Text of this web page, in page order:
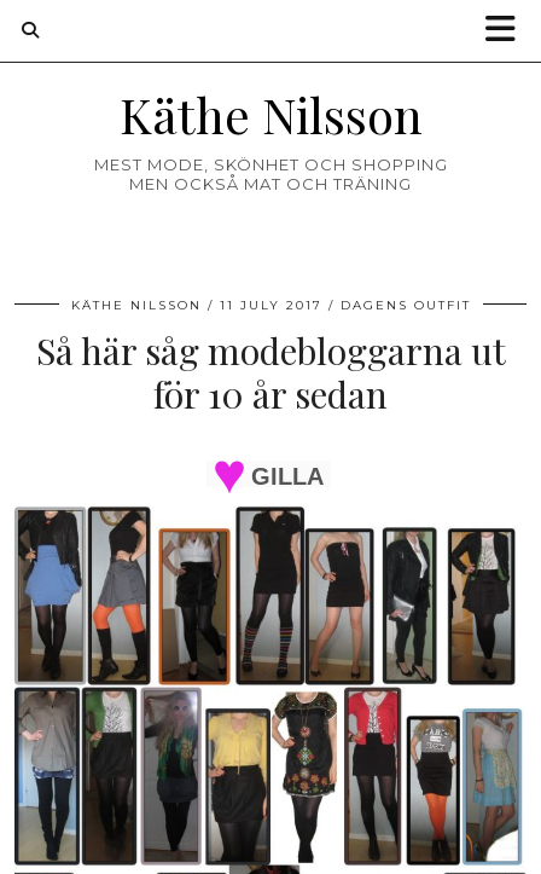
Käthe Nilsson
MEST MODE, SKÖNHET OCH SHOPPING
MEN OCKSÅ MAT OCH TRÄNING
KÄTHE NILSSON 11 JULY 2017 DAGENS OUTFIT
Så här såg modebloggarna ut
för 10 år sedan
GILLA